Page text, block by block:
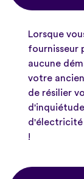
Lorsque
fournisseur
aucune
votre
de résilier
d'électricité
!